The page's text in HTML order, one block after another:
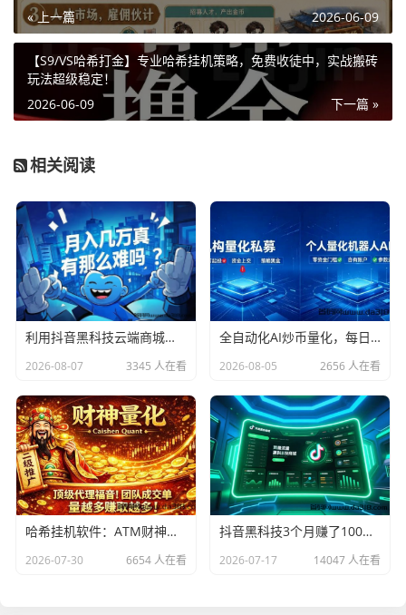
« 上一篇 2026-06-09
【S9/VS哈希打金】专业哈希挂机策略，免费收徒中，实战搬砖
玩法超级稳定！
下一篇 »
2026-06-09
相关阅读
利用抖音黑科技云端商城快速涨粉开橱窗，米无忧图文带货抖音授权，托管躺赚！
2026-08-07 3345 人在看
全自动化AI炒币量化，每日稳定收益几百，24小时全自动挂机操作！
2026-08-05 2656 人在看
哈希挂机软件：ATM财神量化，智能赚钱策略，支持所有哈希平台，永久躺赚！
2026-07-30 6654 人在看
抖音黑科技3个月赚了100万，普通人逆袭的机会，你抓住了吗？
2026-07-17 14047 人在看